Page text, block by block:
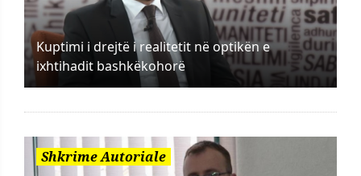
Kuptimi i drejtë i realitetit në optikën e
ixhtihadit bashkëkohorë
Shkrime Autoriale